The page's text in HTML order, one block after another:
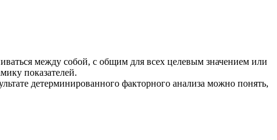
между собой, с общим для всех целевым значением или
показателей.
детерминированного факторного анализа можно понять,